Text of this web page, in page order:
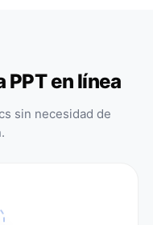
PPT en línea
sin necesidad de